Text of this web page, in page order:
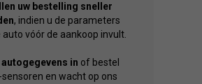
uw bestelling sneller
, indien u de parameters
auto vóór de aankoop invult.
autogegevens in of bestel
en wacht op ons